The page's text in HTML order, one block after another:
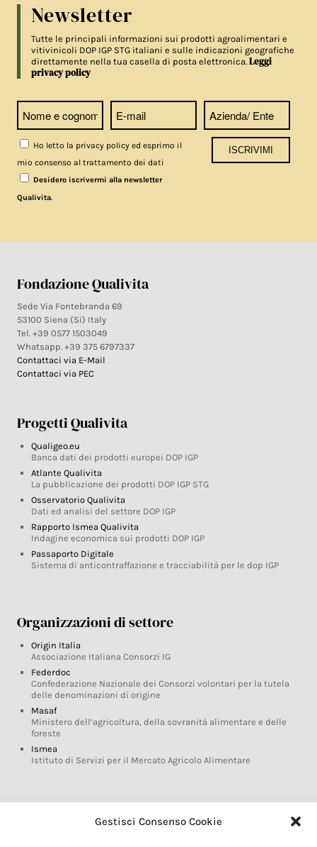
Gestisci Consenso Cookie
Newsletter
Tutte le principali informazioni sui prodotti agroalimentari e
vitivinicoli DOP IGP STG italiani e sulle indicazioni geografiche
direttamente nella tua casella di posta elettronica.Leggi
privacy policy
Ho letto la privacy policy ed esprimo il
mio consenso al trattamento dei dati
Desidero iscrivermi alla newsletter
Qualivita
Fondazione Qualivita
Sede Via Fontebranda 69
53100 Siena (Si) Italy
Tel. +39 0577 1503049
Whatsapp. +39 375 6797337
Contattaci via E-Mail
Contattaci via PEC
Progetti Qualivita
Qualigeo.eu
Banca dati dei prodotti europei DOP IGP
Atlante Qualivita
La pubblicazione dei prodotti DOP IGP STG
Osservatorio Qualivita
Dati ed analisi del settore DOP IGP
Rapporto Ismea Qualivita
Indagine economica sui prodotti DOP IGP
Passaporto Digitale
Sistema di anticontraffazione e tracciabilità per le dop IGP
Organizzazioni di settore
Origin Italia
Associazione Italiana Consorzi IG
Federdoc
Confederazione Nazionale dei Consorzi volontari per la tutela
delle denominazioni di origine
Masaf
Ministero dell’agricoltura, della sovranità alimentare e delle
foreste
Ismea
Istituto di Servizi per il Mercato Agricolo Alimentare
Glossario DOP IGP